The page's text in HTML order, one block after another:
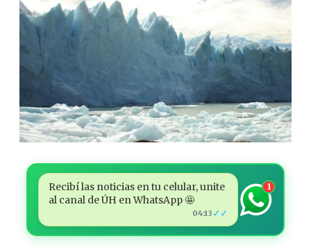
Recibí las noticias en tu celular, unite
al canal de ÚH en WhatsApp 🤩
04:13 ✓✓
1